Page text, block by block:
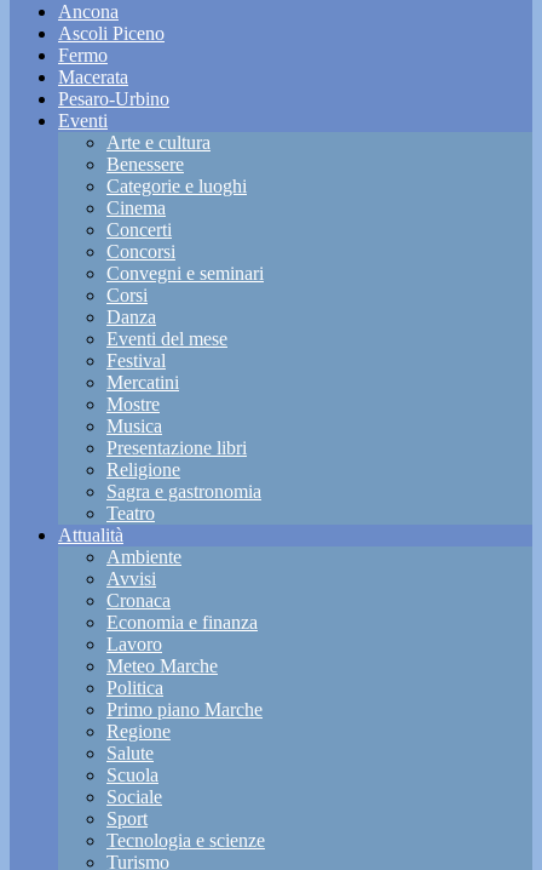
Ancona
Ascoli Piceno
Fermo
Macerata
Pesaro-Urbino
Eventi
Arte e cultura
Benessere
Categorie e luoghi
Cinema
Concerti
Concorsi
Convegni e seminari
Corsi
Danza
Eventi del mese
Festival
Mercatini
Mostre
Musica
Presentazione libri
Religione
Sagra e gastronomia
Teatro
Attualità
Ambiente
Avvisi
Cronaca
Economia e finanza
Lavoro
Meteo Marche
Politica
Primo piano Marche
Regione
Salute
Scuola
Sociale
Sport
Tecnologia e scienze
Turismo